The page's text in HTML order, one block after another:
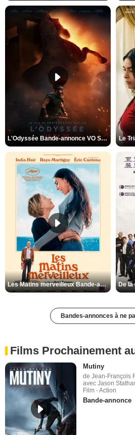
L'Odyssée Bande-annonce VO STFR Le
Les Matins merveilleux Bande-annonce VF
Bandes-annonces à ne
Films Prochainement
Mutiny
de Jean-François
avec Jason
Film - Action
Bande-annonce